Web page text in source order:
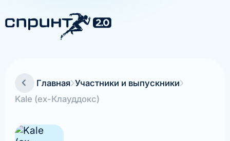
Главная Участники и выпускники
Kale (ex-Клауддокс)